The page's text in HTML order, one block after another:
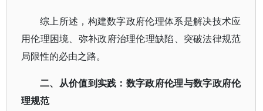
综上所述，构建数字政府伦理体系是解决技术应
用伦理困境、弥补政府治理伦理缺陷、突破法律规范
局限性的必由之路。
二、从价值到实践：数字政府伦理与数字政府伦
理规范